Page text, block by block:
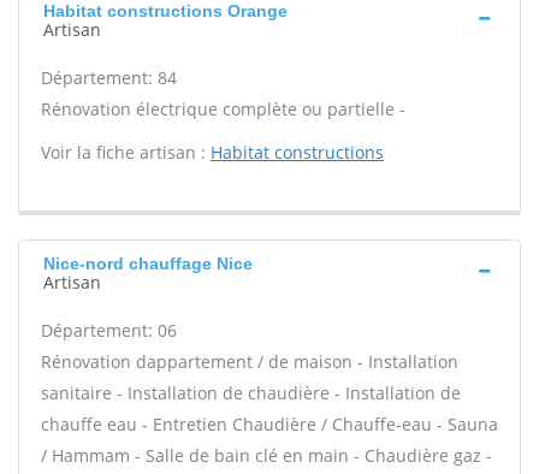
Habitat constructions Orange
Artisan
Département: 84
Rénovation électrique complète ou partielle -
Voir la fiche artisan : Habitat constructions
Nice-nord chauffage Nice
Artisan
Département: 06
Rénovation dappartement / de maison - Installation
sanitaire - Installation de chaudière - Installation de
chauffe eau - Entretien Chaudière / Chauffe-eau - Sauna
/ Hammam - Salle de bain clé en main - Chaudière gaz -